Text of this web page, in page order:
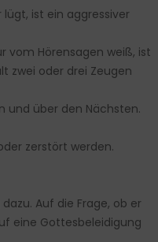
ist ein aggressiver
vom Hörensagen weiß, ist
zwei oder drei Zeugen
und über den Nächsten.
zerstört werden.
Auf die Frage, ob er
eine Gottesbeleidigung